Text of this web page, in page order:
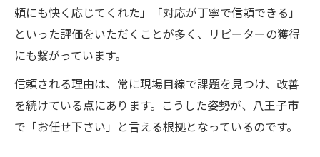
頼にも快く応じてくれた」「対応が丁寧で信頼できる」
といった評価をいただくことが多く、リピーターの獲得
にも繋がっています。
信頼される理由は、常に現場目線で課題を見つけ、改善
を続けている点にあります。こうした姿勢が、八王子市
で「お任せ下さい」と言える根拠となっているのです。